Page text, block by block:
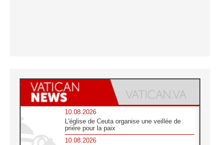
10.08.2026
L'église de Ceuta organise une veillée de
prière pour la paix
10.08.2026